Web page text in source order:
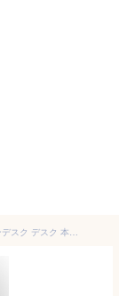
[枚数限定クーポン配布中! 7/1 0:00-7/7 9:59] パソコンデスク デスク 本棚付き 壁面収納付き 書斎机 大容量 可動棚 ワークデスク 机 つくえ 学習机 勉強机 学習デスク 大人 大学生 高校生 中学生 子供 収納付き 木製 タップ収納 在宅 リモートワーク